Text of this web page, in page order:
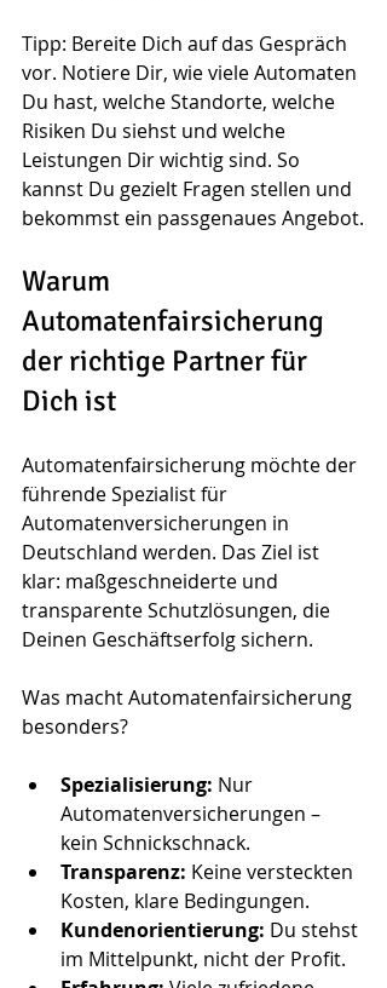
Tipp: Bereite Dich auf das Gespräch
vor. Notiere Dir, wie viele Automaten
Du hast, welche Standorte, welche
Risiken Du siehst und welche
Leistungen Dir wichtig sind. So
kannst Du gezielt Fragen stellen und
bekommst ein passgenaues Angebot.
Warum
Automatenfairsicherung
der richtige Partner für
Dich ist
Automatenfairsicherung möchte der
führende Spezialist für
Automatenversicherungen in
Deutschland werden. Das Ziel ist
klar: maßgeschneiderte und
transparente Schutzlösungen, die
Deinen Geschäftserfolg sichern.
Was macht Automatenfairsicherung
besonders?
Spezialisierung: Nur
Automatenversicherungen –
kein Schnickschnack.
Transparenz: Keine versteckten
Kosten, klare Bedingungen.
Kundenorientierung: Du stehst
im Mittelpunkt, nicht der Profit.